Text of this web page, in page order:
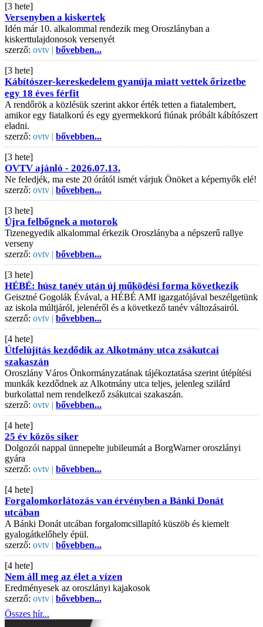
[3 hete]
Versenyben a kiskertek
Idén már 10. alkalommal rendezik meg Oroszlányban a
kiskerttulajdonosok versenyét
szerző: ovtv | bővebben...
[3 hete]
Kábítószer-kereskedelem gyanúja miatt vettek őrizetbe
egy 18 éves férfit
A rendőrök a közlésük szerint akkor érték tetten a fiatalembert,
amikor egy fiatalkorú és egy gyermekkorú fiúnak próbált kábítószert
eladni.
szerző: ovtv | bővebben...
[3 hete]
OVTV ajánló - 2026.07.13.
Ne feledjék, ma este 20 órától ismét várjuk Önöket a képernyők elé!
szerző: ovtv | bővebben...
[3 hete]
Újra felbőgnek a motorok
Tizenegyedik alkalommal érkezik Oroszlányba a népszerű rallye
verseny
szerző: ovtv | bővebben...
[3 hete]
HÉBÉ: húsz tanév után új működési forma következik
Geisztné Gogolák Évával, a HÉBÉ AMI igazgatójával beszélgetünk
az iskola múltjáról, jelenéről és a következő tanév változásairól.
szerző: ovtv | bővebben...
[4 hete]
Útfelújítás kezdődik az Alkotmány utca zsákutcai
szakaszán
Oroszlány Város Önkormányzatának tájékoztatása szerint útépítési
munkák kezdődnek az Alkotmány utca teljes, jelenleg szilárd
burkolattal nem rendelkező zsákutcai szakaszán.
szerző: ovtv | bővebben...
[4 hete]
25 év közös siker
Dolgozói nappal ünnepelte jubileumát a BorgWarner oroszlányi
gyára
szerző: ovtv | bővebben...
[4 hete]
Forgalomkorlátozás van érvényben a Bánki Donát
utcában
A Bánki Donát utcában forgalomcsillapító küszöb és kiemelt
gyalogátkelőhely épül.
szerző: ovtv | bővebben...
[4 hete]
Nem áll meg az élet a vízen
Eredményesek az oroszlányi kajakosok
szerző: ovtv | bővebben...
Összes hír...